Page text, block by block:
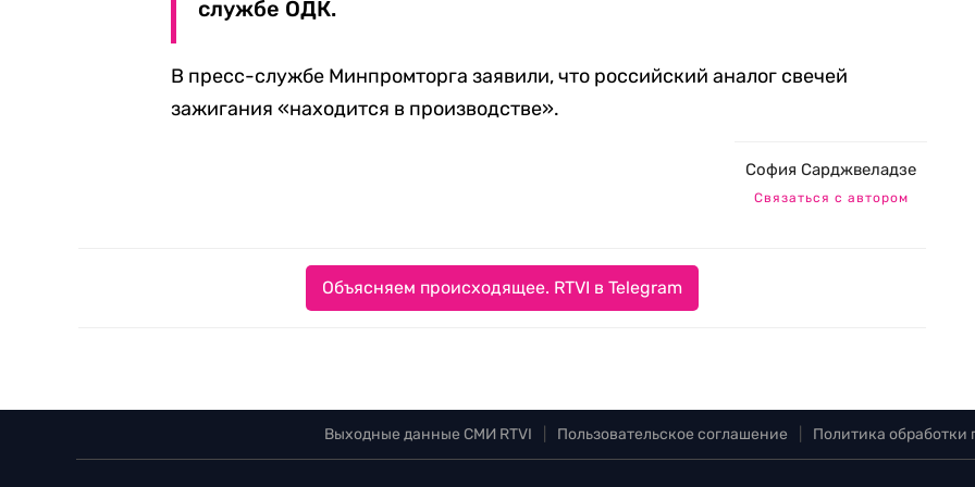
службе ОДК.
В пресс-службе Минпромторга заявили, что российский аналог свечей
зажигания «находится в производстве».
София Сарджвеладзе
Связаться с автором
Объясняем происходящее. RTVI в Telegram
Выходные данные СМИ RTVI Пользовательское соглашение Политика